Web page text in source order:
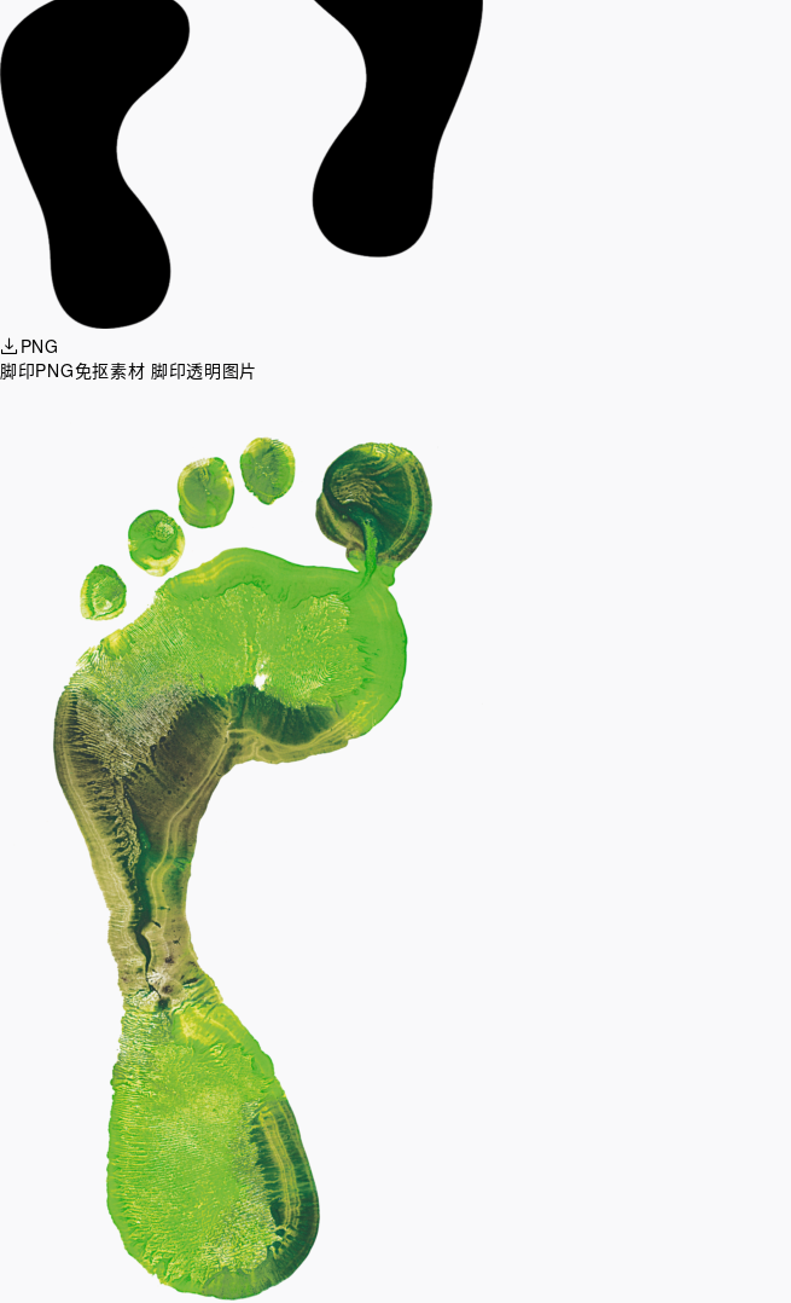
PNG
脚印PNG免抠素材 脚印透明图片